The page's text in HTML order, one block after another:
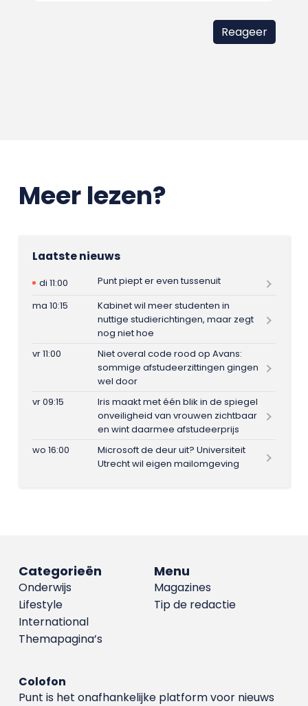
Meer lezen?
Laatste nieuws
di 11:00
Punt piept er even tussenuit
ma 10:15
Kabinet wil meer studenten in
nuttige studierichtingen, maar zegt
nog niet hoe
vr 11:00
Niet overal code rood op Avans:
sommige afstudeerzittingen gingen
wel door
vr 09:15
Iris maakt met één blik in de spiegel
onveiligheid van vrouwen zichtbaar
en wint daarmee afstudeerprijs
wo 16:00
Microsoft de deur uit? Universiteit
Utrecht wil eigen mailomgeving
Menu
Magazines
Tip de redactie
Categorieën
Onderwijs
Lifestyle
International
Themapagina’s
Colofon
Punt is het onafhankelijke platform voor nieuws